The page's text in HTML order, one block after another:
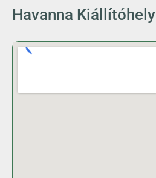
Havanna Kiállítóhely